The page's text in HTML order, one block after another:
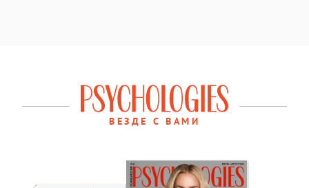
ВЕЗДЕ С ВАМИ